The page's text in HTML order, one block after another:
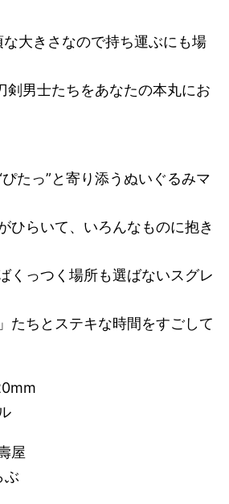
大きさなので持ち運ぶにも場
剣男士たちをあなたの本丸にお
たっ”と寄り添うぬいぐるみマ
ひらいて、いろんなものに抱き
くっつく場所も選ばないスグレ
たちとステキな時間をすごして
屋
ぶ